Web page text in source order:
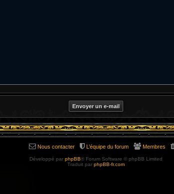
Membres
L’équipe du forum
Nous contacter
Développé par phpBB® Forum Software © phpBB Limited
Traduit par phpBB-fr.com